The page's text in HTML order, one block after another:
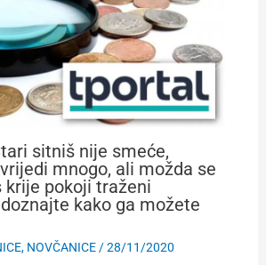
sitniš nije smeće,
mnogo, ali možda se
krije pokoji traženi
kako ga možete
, NOVČANICE/28/11/2020